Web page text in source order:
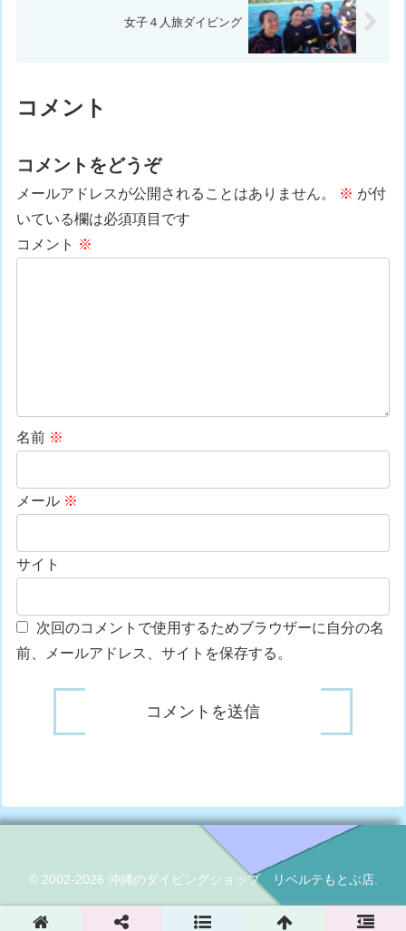
女子４人旅ダイビング
コメント
コメントをどうぞ
メールアドレスが公開されることはありません。 ※ が付
いている欄は必須項目です
コメント ※
名前 ※
メール ※
サイト
次回のコメントで使用するためブラウザーに自分の名
前、メールアドレス、サイトを保存する。
© 2002-2026 沖縄のダイビングショップ リベルテもとぶ店.